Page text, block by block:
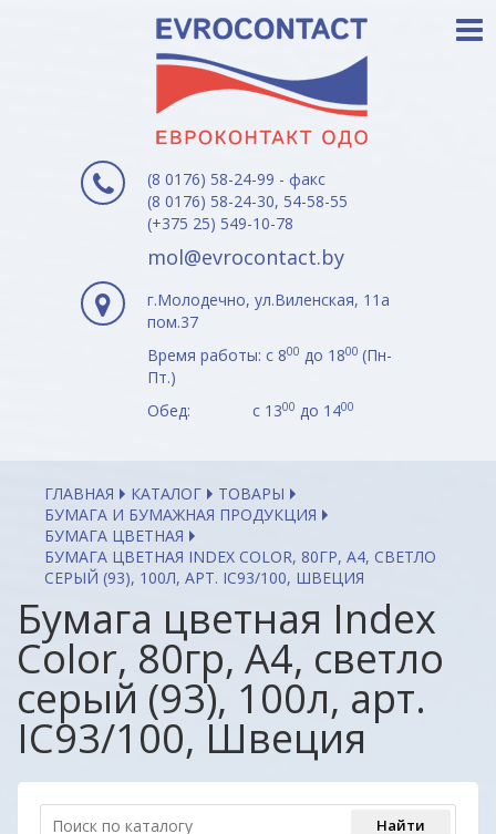
(8 0176) 58-24-99 - факс
(8 0176) 58-24-30, 54-58-55
(+375 25) 549-10-78
mol@evrocontact.by
г.Молодечно, ул.Виленская, 11а
пом.37
Время работы: с 800 до 1800 (Пн-
Пт.)
Обед: с 1300 до 1400
ГЛАВНАЯ КАТАЛОГ
ТОВАРЫ
БУМАГА И БУМАЖНАЯ ПРОДУКЦИЯ
БУМАГА ЦВЕТНАЯ
БУМАГА ЦВЕТНАЯ INDEX COLOR, 80ГР, А4, СВЕТЛО
СЕРЫЙ (93), 100Л, АРТ. IC93/100, ШВЕЦИЯ
Бумага цветная Index
Color, 80гр, А4, светло
серый (93), 100л, арт.
IC93/100, Швеция